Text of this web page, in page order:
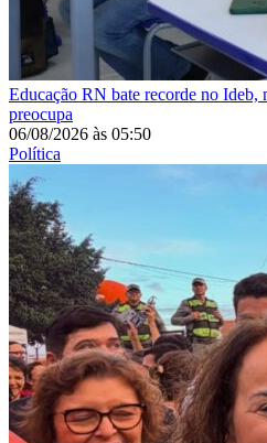
Educação RN bate recorde no Ideb,
preocupa
06/08/2026 às 05:50
Política